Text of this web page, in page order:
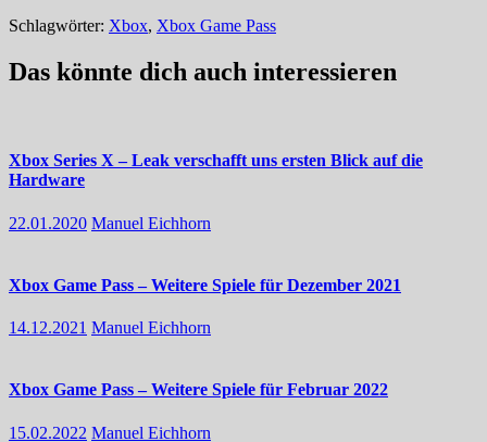
Schlagwörter: Xbox, Xbox Game Pass
Das könnte dich auch interessieren
Xbox Series X – Leak verschafft uns ersten Blick auf die
Hardware
22.01.2020 Manuel Eichhorn
Xbox Game Pass – Weitere Spiele für Dezember 2021
14.12.2021 Manuel Eichhorn
Xbox Game Pass – Weitere Spiele für Februar 2022
15.02.2022 Manuel Eichhorn